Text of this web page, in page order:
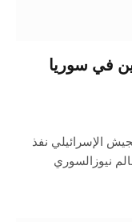
في سوريا
الإسرائيلي نفذ
نيوزالسوري